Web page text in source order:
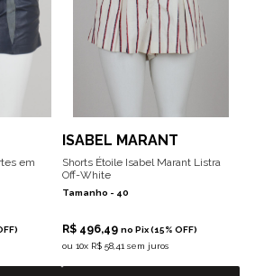
em
ISABEL MARANT
Shorts Étoile Isabel Marant Listra
Off-White
Tamanho - 40
R$ 496,49 no Pix (15% OFF)
ou 10x R$ 58,41 sem juros